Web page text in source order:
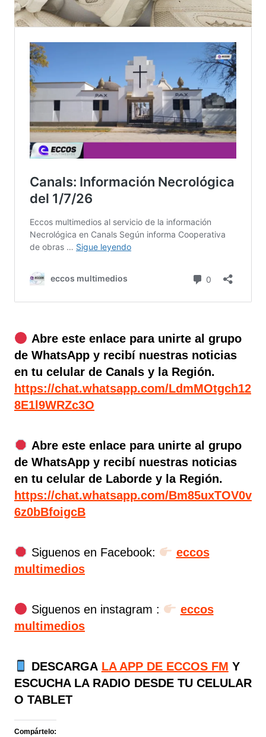
Abre este enlace para unirte al grupo
de WhatsApp y recibí nuestras noticias
en tu celular de Canals y la Región.
https://chat.whatsapp.com/LdmMOtgch12
8E1l9WRZc3O
Abre este enlace para unirte al grupo
de WhatsApp y recibí nuestras noticias
en tu celular de Laborde y la Región.
https://chat.whatsapp.com/Bm85uxTOV0v
6z0bBfoigcB
Siguenos en Facebook:
eccos
multimedios
Siguenos en instagram :
eccos
multimedios
DESCARGA LA APP DE ECCOS FM Y
ESCUCHA LA RADIO DESDE TU CELULAR
O TABLET
Compártelo: